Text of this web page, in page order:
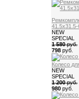
41.5x31.5-
NEW
SPECIAL
1 580руб.
798 руб.
Колесо
NEW
SPECIAL
1 200руб.
980 руб.